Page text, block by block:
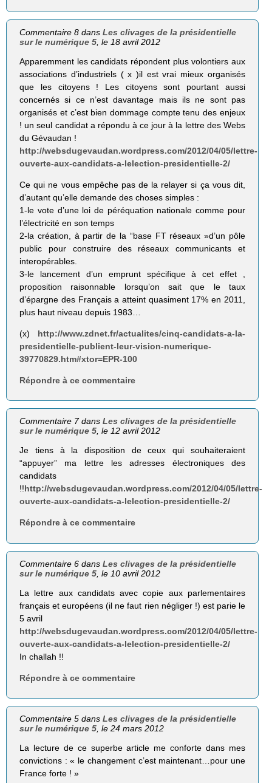
Commentaire 8 dansLes clivages de la présidentielle
sur le numérique 5 , le 18 avril 2012
Apparemment les candidats répondent plus volontiers aux
associations d’industriels ( x )il est vrai mieux organisés
que les citoyens ! Les citoyens sont pourtant aussi
concernés si ce n’est davantage mais ils ne sont pas
organisés et c’est bien dommage compte tenu des enjeux
! un seul candidat a répondu à ce jour à la lettre des Webs
du Gévaudan !
http://websdugevaudan.wordpress.com/2012/04/05/lettre-
ouverte-aux-candidats-a-lelection-presidentielle-2/
Ce qui ne vous empêche pas de la relayer si ça vous dit,
d’autant qu’elle demande des choses simples :
1-le vote d’une loi de péréquation nationale comme pour
l’électricité en son temps
2-la création, à partir de la “base FT réseaux »d’un pôle
public pour construire des réseaux communicants et
interopérables.
3-le lancement d’un emprunt spécifique à cet effet ,
proposition raisonnable lorsqu’on sait que le taux
d’épargne des Français a atteint quasiment 17% en 2011,
plus haut niveau depuis 1983…
(x) http://www.zdnet.fr/actualites/cinq-candidats-a-la-
presidentielle-publient-leur-vision-numerique-
39770829.htm#xtor=EPR-100
Répondre à ce commentaire
Commentaire 7 dansLes clivages de la présidentielle
sur le numérique 5, le 12 avril 2012
Je tiens à la disposition de ceux qui souhaiteraient
“appuyer” ma lettre les adresses électroniques des
candidats
!!http://websdugevaudan.wordpress.com/2012/04/05/lettre-
ouverte-aux-candidats-a-lelection-presidentielle-2/
Répondre à ce commentaire
Commentaire 6 dansLes clivages de la présidentielle
sur le numérique 5 , le 10 avril 2012
La lettre aux candidats avec copie aux parlementaires
français et européens (il ne faut rien négliger !) est parie le
5 avril
http://websdugevaudan.wordpress.com/2012/04/05/lettre-
ouverte-aux-candidats-a-lelection-presidentielle-2/
In challah !!
Répondre à ce commentaire
Commentaire 5 dansLes clivages de la présidentielle
sur le numérique 5 , le 24 mars 2012
La lecture de ce superbe article me conforte dans mes
convictions : « le changement c’est maintenant…pour une
France forte ! »